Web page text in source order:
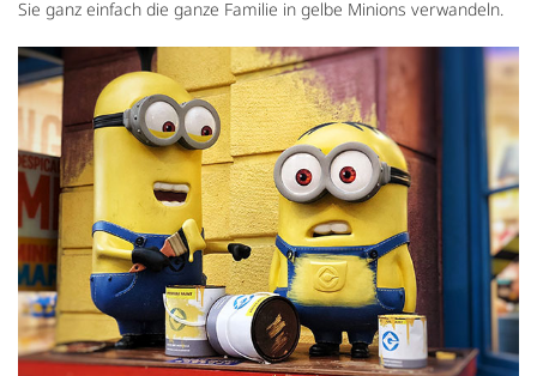
Sie ganz einfach die ganze Familie in gelbe Minions verwandeln.